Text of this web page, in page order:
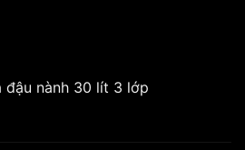
đậu nành 30 lít 3 lớp